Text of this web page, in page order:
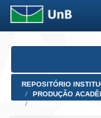
Skip
REPOSITÓRIO
PRODUÇÃO